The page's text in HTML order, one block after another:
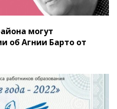
могут
об Агнии Барто от